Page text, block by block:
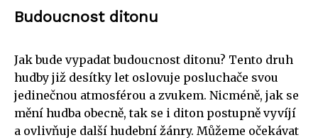
Budoucnost ditonu
Jak bude vypadat budoucnost ditonu? Tento druh
hudby již desítky let oslovuje posluchače svou
jedinečnou atmosférou a zvukem. Nicméně, jak se
mění hudba obecně, tak se i diton postupně vyvíjí
a ovlivňuje další hudební žánry. Můžeme očekávat